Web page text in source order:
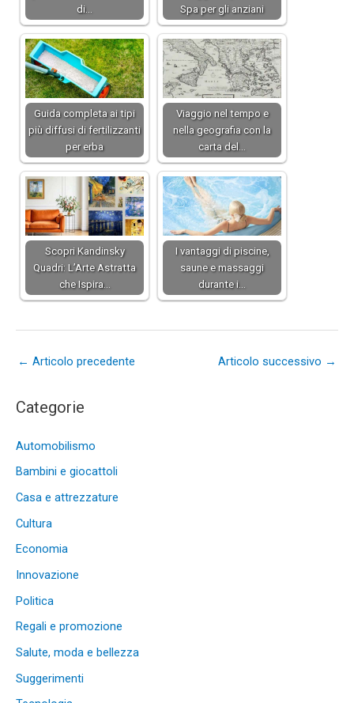
di…
Spa per gli anziani
Guida completa ai tipi
più diffusi di fertilizzanti
per erba
Viaggio nel tempo e
nella geografia con la
carta del…
Scopri Kandinsky
Quadri: L’Arte Astratta
che Ispira…
I vantaggi di piscine,
saune e massaggi
durante i…
← Articolo precedente Articolo successivo →
Categorie
Automobilismo
Bambini e giocattoli
Casa e attrezzature
Cultura
Economia
Innovazione
Politica
Regali e promozione
Salute, moda e bellezza
Suggerimenti